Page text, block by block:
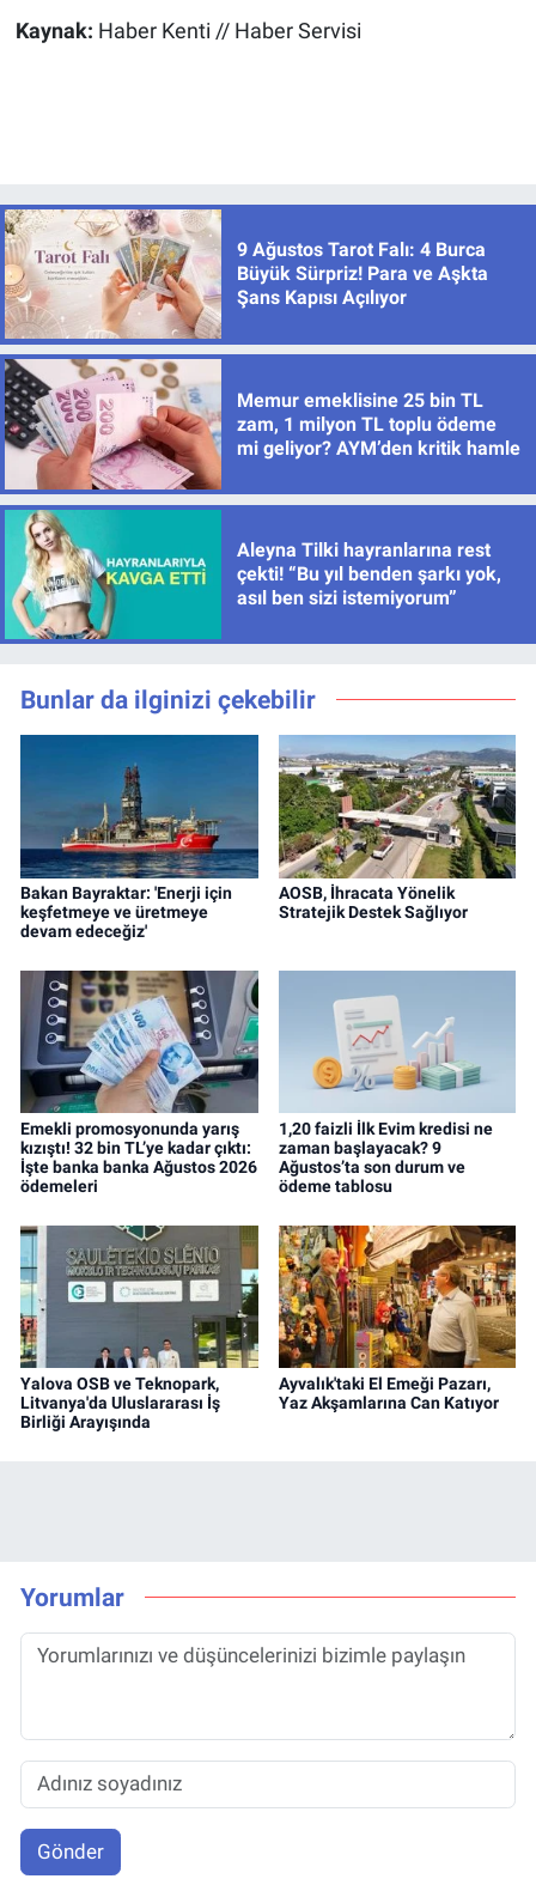
Kaynak: Haber Kenti // Haber Servisi
9 Ağustos Tarot Falı: 4 Burca
Büyük Sürpriz! Para ve Aşkta
Şans Kapısı Açılıyor
Memur emeklisine 25 bin TL
zam, 1 milyon TL toplu ödeme
mi geliyor? AYM’den kritik hamle
Aleyna Tilki hayranlarına rest
çekti! “Bu yıl benden şarkı yok,
asıl ben sizi istemiyorum”
Bunlar da ilginizi çekebilir
Bakan Bayraktar: 'Enerji için
keşfetmeye ve üretmeye
devam edeceğiz'
AOSB, İhracata Yönelik
Stratejik Destek Sağlıyor
Emekli promosyonunda yarış
kızıştı! 32 bin TL’ye kadar çıktı:
İşte banka banka Ağustos 2026
ödemeleri
1,20 faizli İlk Evim kredisi ne
zaman başlayacak? 9
Ağustos’ta son durum ve
ödeme tablosu
Yalova OSB ve Teknopark,
Litvanya'da Uluslararası İş
Birliği Arayışında
Ayvalık'taki El Emeği Pazarı,
Yaz Akşamlarına Can Katıyor
Yorumlar
Gönder